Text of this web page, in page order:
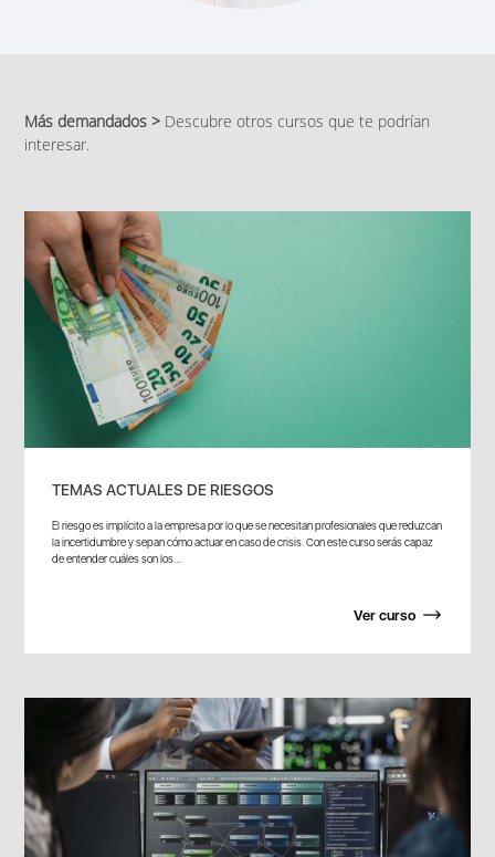
Más demandados > Descubre otros cursos que te podrían
interesar.
TEMAS ACTUALES DE RIESGOS
El riesgo es implícito a la empresa por lo que se necesitan profesionales que reduzcan
la incertidumbre y sepan cómo actuar en caso de crisis. Con este curso serás capaz
de entender cuáles son los...
Ver curso